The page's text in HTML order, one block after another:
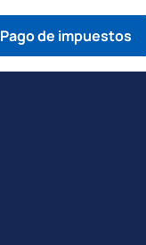
Pago de impuestos